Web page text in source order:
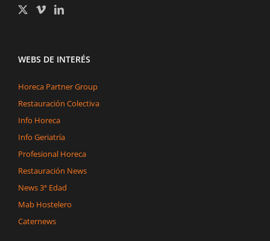
WEBS DE INTERÉS
Horeca Partner Group
Restauración Colectiva
Info Horeca
Info Geriatría
Profesional Horeca
Restauración News
News 3ª Edad
Mab Hostelero
Caternews